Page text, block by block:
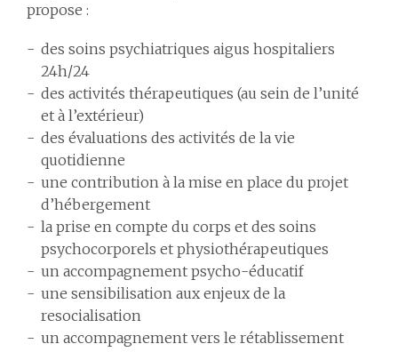
propose :
des soins psychiatriques aigus hospitaliers
24h/24
des activités thérapeutiques (au sein de l’unité
et à l’extérieur)
des évaluations des activités de la vie
quotidienne
une contribution à la mise en place du projet
d’hébergement
la prise en compte du corps et des soins
psychocorporels et physiothérapeutiques
un accompagnement psycho-éducatif
une sensibilisation aux enjeux de la
resocialisation
un accompagnement vers le rétablissement